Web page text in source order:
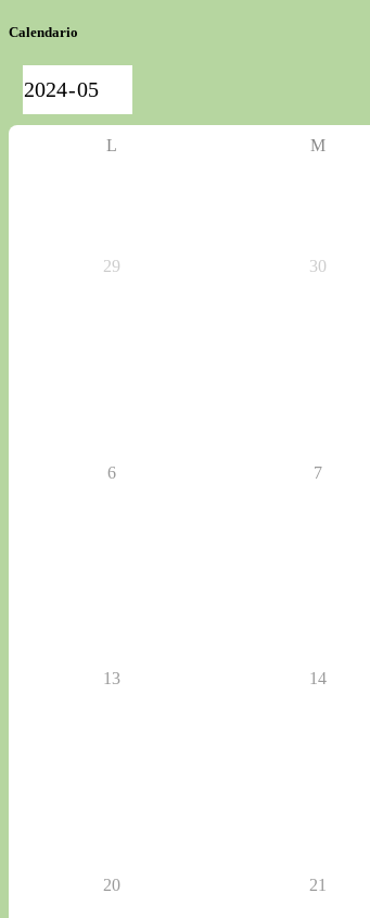
Calendario
L M
29 30
6 7
13 14
20 21